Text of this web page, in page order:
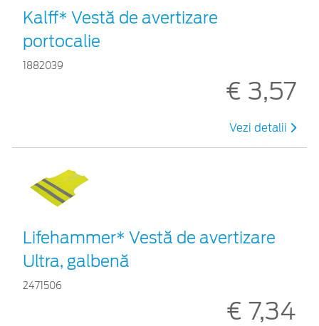
Kalff* Vestă de avertizare
portocalie
1882039
€ 3,57
Vezi detalii
Lifehammer* Vestă de avertizare
Ultra, galbenă
2471506
€ 7,34